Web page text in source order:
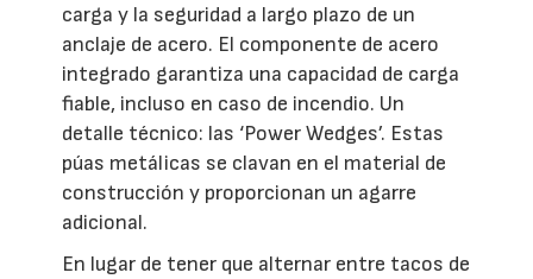
carga y la seguridad a largo plazo de un
anclaje de acero. El componente de acero
integrado garantiza una capacidad de carga
fiable, incluso en caso de incendio. Un
detalle técnico: las ‘Power Wedges’. Estas
púas metálicas se clavan en el material de
construcción y proporcionan un agarre
adicional.
En lugar de tener que alternar entre tacos de